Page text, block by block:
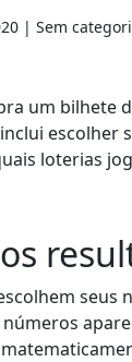
| Sem
um bilhete
escolher
loterias
seus